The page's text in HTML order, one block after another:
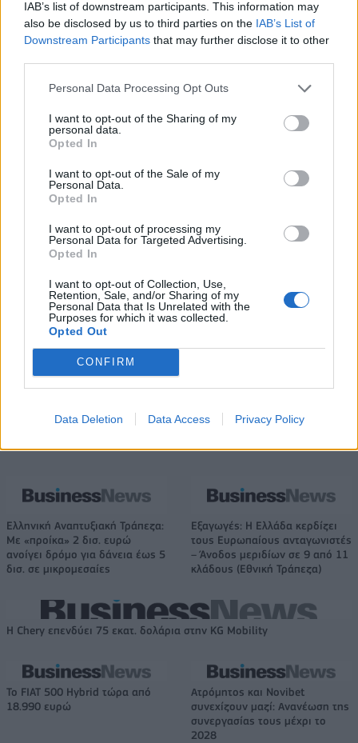
IAB’s list of downstream participants. This information may
also be disclosed by us to third parties on the IAB’s List of
Downstream Participants that may further disclose it to other
Personal Data Processing Opt Outs
I want to opt-out of the Sharing of my
personal data.
Opted In
I want to opt-out of the Sale of my
Personal Data.
Opted In
I want to opt-out of processing my
Personal Data for Targeted Advertising.
Opted In
I want to opt-out of Collection, Use,
Retention, Sale, and/or Sharing of my
Personal Data that Is Unrelated with the
Purposes for which it was collected.
Opted Out
CONFIRM
Data Deletion Data Access Privacy Policy
Fourlis: Συμφωνία για την
πώληση συμμετοχής στο Sofia
South Ring Mall έναντι 49,35
του Γρηγόρη Δημητριάδη - Ο
Γιάννης Αλαφούζος επιστρέφει
στη θέση του CEO
Media: Με ενίσχυση 8 εκατ. ευρώ σε 451 επιχειρήσεις ξεκίνησε το
πρόγραμμα στήριξης- Κάλυψη εισφορών ΕΔΟΕΑΠ
Η Toyota φέρνει νέα γενιά
μπαταριών για τα υβριδικά της
Σε κινεζική… πολιορκία η
Νέο Audi A2 e-tron με στόχο την κορυφή της αποδοτικότητας
Η Κέιλα ΜακΜπράιντ έσπασε το
ρεκόρ τριπόντων σε ένα
παιχνίδι του WNBA (vids)
Ελληνική Αναπτυξιακή Τράπεζα:
Με «προίκα» 2 δισ. ευρώ
ανοίγει δρόμο για δάνεια έως 5
δισ. σε μικρομεσαίες
Εξαγωγές: Η Ελλάδα κερδίζει
τους Ευρωπαίους ανταγωνιστές
– Άνοδος μεριδίων σε 9 από 11
κλάδους (Εθνική Τράπεζα)
Η Chery επενδύει 75 εκατ. δολάρια στην KG Mobility
Το FIAT 500 Hybrid τώρα από
18.990 ευρώ
Ατρόμητος και Novibet
συνεχίζουν μαζί: Ανανέωση της
συνεργασίας τους μέχρι το
2028